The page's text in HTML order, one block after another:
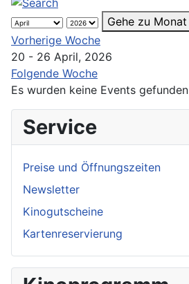
Gehe zu Monat
Vorherige Woche
20 - 26 April, 2026
Folgende Woche
Es wurden keine Events gefunden
Service
Preise und Öffnungszeiten
Newsletter
Kinogutscheine
Kartenreservierung